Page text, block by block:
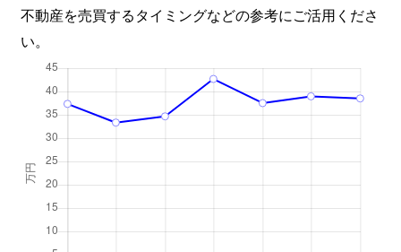
不動産を売買するタイミングなどの参考にご活用くださ
い。